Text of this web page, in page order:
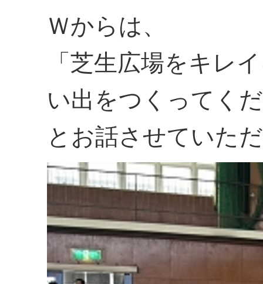
Ｗからは、
「芝生広場をキレ
い出をつくってく
とお話させていた